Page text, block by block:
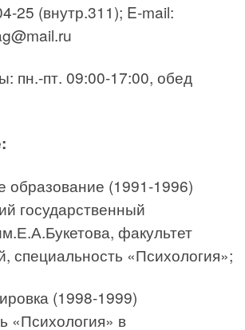
25 (внутр.311); E-mail:
пн.-пт. 09:00-17:00, обед
(1991-1996)
государственный
факультет
специальность «Психология»;
(1998-1999)
«Психология» в